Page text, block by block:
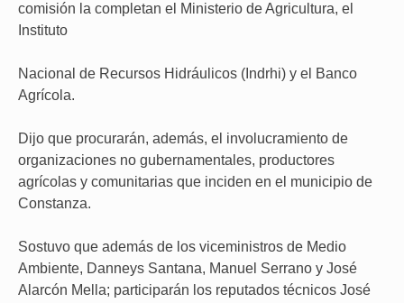
comisión la completan el Ministerio de Agricultura, el
Instituto
Nacional de Recursos Hidráulicos (Indrhi) y el Banco
Agrícola.
Dijo que procurarán, además, el involucramiento de
organizaciones no gubernamentales, productores
agrícolas y comunitarias que inciden en el municipio de
Constanza.
Sostuvo que además de los viceministros de Medio
Ambiente, Danneys Santana, Manuel Serrano y José
Alarcón Mella; participarán los reputados técnicos José